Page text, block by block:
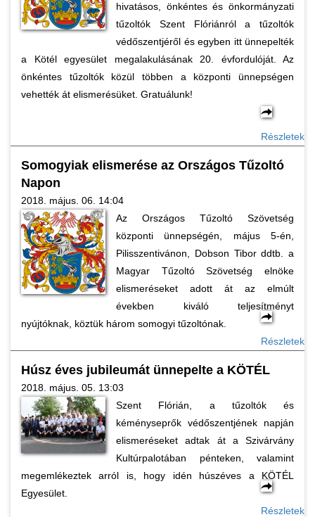
hivatásos, önkéntes és önkormányzati
tűzoltók Szent Flóriánról a tűzoltók
védőszentjéről és egyben itt ünnepelték
a Kötél egyesület megalakulásának 20. évfordulóját. Az
önkéntes tűzoltók közül többen a központi ünnepségen
vehették át elismerésüket. Gratuálunk!
Részletek
Somogyiak elismerése az Országos Tűzoltó
Napon
2018. május. 06. 14:04
Az Országos Tűzoltó Szövetség
központi ünnepségén, május 5-én,
Pilisszentivánon, Dobson Tibor ddtb. a
Magyar Tűzoltó Szövetség elnöke
elismeréseket adott át az elmúlt
években kiváló teljesítményt
nyújtóknak, köztük három somogyi tűzoltónak.
Részletek
Húsz éves jubileumát ünnepelte a KÖTÉL
2018. május. 05. 13:03
Szent Flórián, a tűzoltók és
kéményseprők védőszentjének napján
elismeréseket adtak át a Szivárvány
Kultúrpalotában pénteken, valamint
megemlékeztek arról is, hogy idén húszéves a KÖTÉL
Egyesület.
Részletek